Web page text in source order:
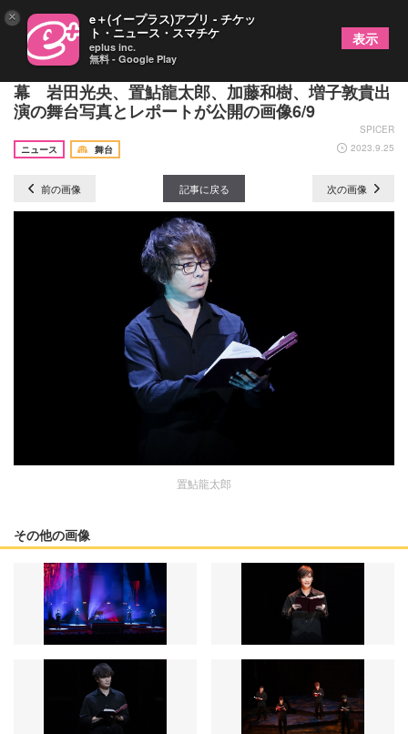
リーディングシアター『アドレナリンの夜』が開
幕 岩田光央、置鮎龍太郎、加藤和樹、増子敦貴出
演の舞台写真とレポートが公開の画像6/9
SPICER
ニュース
舞台 2023.9.25
前の画像 記事に戻る 次の画像
置鮎龍太郎
その他の画像
× e＋(イープラス)アプリ - チケッ
ト・ニュース・スマチケ
eplus inc.
無料 - Google Play
表示